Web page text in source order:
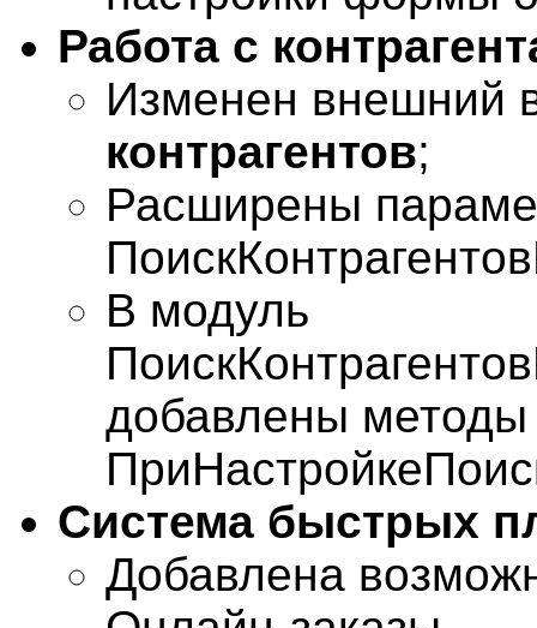
Работа с
Изменен внешний
контрагентов;
Расширены
В модуль
добавлены
Система быстрых
Добавлена